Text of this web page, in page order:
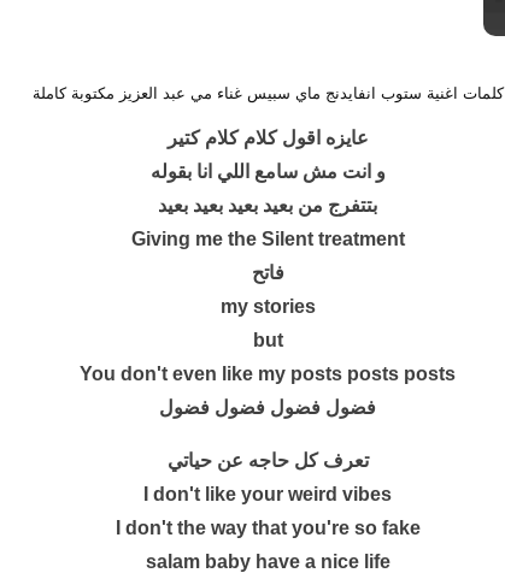
كلمات اغنية ستوب انفايدنج ماي سبيس غناء مي عبد العزيز مكتوبة كاملة
عايزه اقول كلام كلام كتير
و انت مش سامع اللي انا بقوله
بتتفرج من بعيد بعيد بعيد بعيد
Giving me the Silent treatment
فاتح
my stories
but
You don't even like my posts posts posts
فضول فضول فضول فضول
تعرف كل حاجه عن حياتي
I don't like your weird vibes
I don't the way that you're so fake
salam baby have a nice life